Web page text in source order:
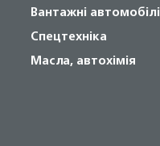
Вантажні автомобілі
Спецтехніка
Масла, автохімія